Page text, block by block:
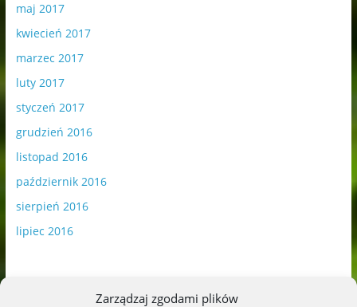
Zarządzaj zgodami plików
maj 2017
kwiecień 2017
marzec 2017
luty 2017
styczeń 2017
grudzień 2016
listopad 2016
październik 2016
sierpień 2016
lipiec 2016